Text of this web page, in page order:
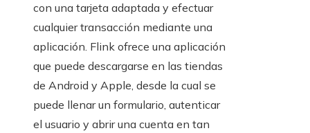
con una tarjeta adaptada y efectuar
cualquier transacción mediante una
aplicación. Flink ofrece una aplicación
que puede descargarse en las tiendas
de Android y Apple, desde la cual se
puede llenar un formulario, autenticar
el usuario y abrir una cuenta en tan